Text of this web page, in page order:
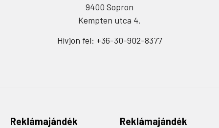
9400 Sopron
Kempten utca 4.
Hívjon fel: +36-30-902-8377
Reklámajándék
Reklámajándék